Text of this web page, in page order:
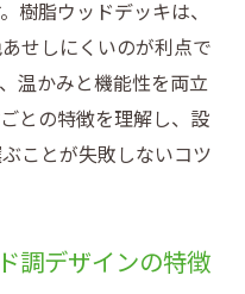
樹脂ウッドデッキは、
せしにくいのが利点で
温かみと機能性を両立
との特徴を理解し、設
ことが失敗しないコツ
調デザインの特徴